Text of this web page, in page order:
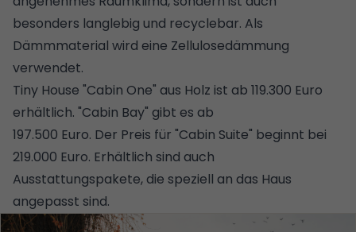
besonders langlebig und recyclebar. Als
Dämmmaterial wird eine Zellulosedämmung
verwendet.
Tiny House "Cabin One" aus Holz ist ab 119.300 Euro
erhältlich. "Cabin Bay" gibt es ab
197.500 Euro. Der Preis für "Cabin Suite" beginnt bei
219.000 Euro. Erhältlich sind auch
Ausstattungspakete, die speziell an das Haus
angepasst sind.